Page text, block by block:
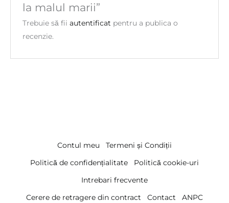
la malul marii”
Trebuie să fiiautentificat pentru a publica o
recenzie.
Contul meu
Termeni și Condiții
Politică de confidențialitate
Politică cookie-uri
Intrebari frecvente
Cerere de retragere din contract
Contact ANPC